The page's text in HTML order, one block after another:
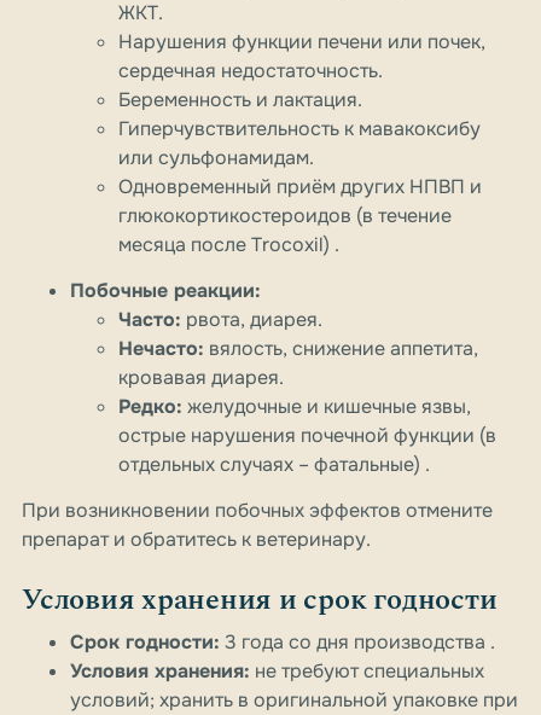
ЖКТ.
Нарушения функции печени или почек,
сердечная недостаточность.
Беременность и лактация.
Гиперчувствительность к мавакоксибу
или сульфонамидам.
Одновременный приём других НПВП и
глюкокортикостероидов (в течение
месяца после Trocoxil) .
Побочные реакции:
Часто: рвота, диарея.
Нечасто: вялость, снижение аппетита,
кровавая диарея.
Редко: желудочные и кишечные язвы,
острые нарушения почечной функции (в
отдельных случаях – фатальные) .
При возникновении побочных эффектов отмените
препарат и обратитесь к ветеринару.
Условия хранения и срок годности
Срок годности: 3 года со дня производства .
Условия хранения: не требуют специальных
условий; хранить в оригинальной упаковке при